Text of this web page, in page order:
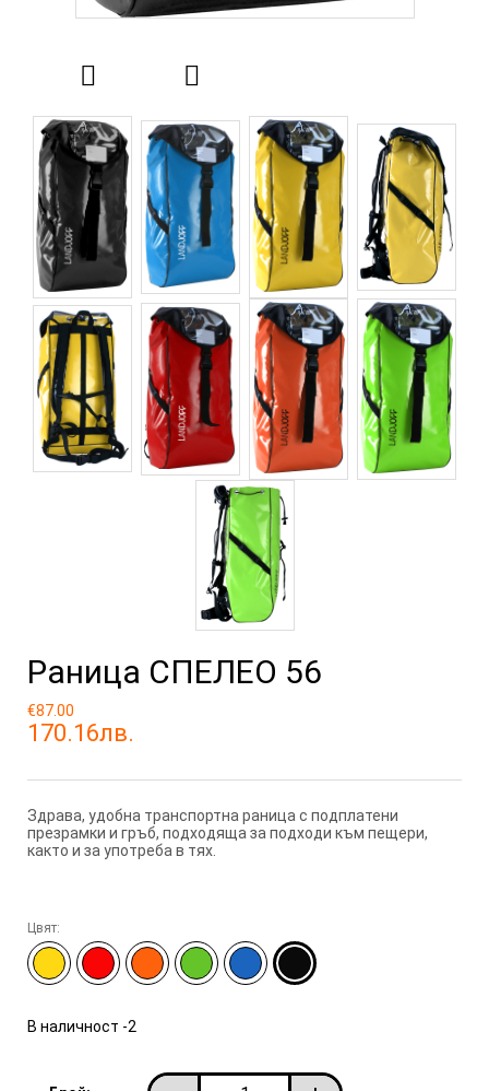
Раница СПЕЛЕО 56
€87.00
170.16лв.
Здрава, удобна транспортнараница с подплатени
презрамки и гръб, подходяща за подходи към пещери,
както и за употреба в тях.
Цвят:
В наличност -2